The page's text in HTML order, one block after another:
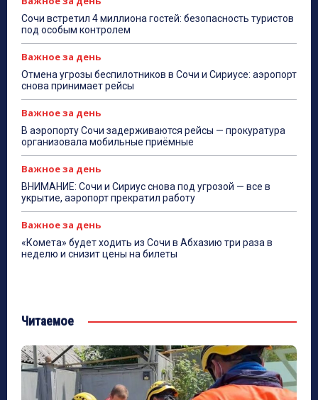
Сочи встретил 4 миллиона гостей: безопасность туристов
под особым контролем
Важное за день
Отмена угрозы беспилотников в Сочи и Сириусе: аэропорт
снова принимает рейсы
Важное за день
В аэропорту Сочи задерживаются рейсы — прокуратура
организовала мобильные приёмные
Важное за день
ВНИМАНИЕ: Сочи и Сириус снова под угрозой — все в
укрытие, аэропорт прекратил работу
Важное за день
«Комета» будет ходить из Сочи в Абхазию три раза в
неделю и снизит цены на билеты
Читаемое